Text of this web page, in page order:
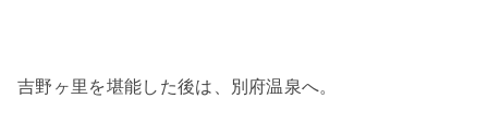
吉野ヶ里を堪能した後は、別府温泉へ。